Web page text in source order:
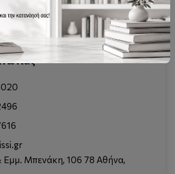
Εμμ. Μπενάκη, 106 78 Αθήνα,